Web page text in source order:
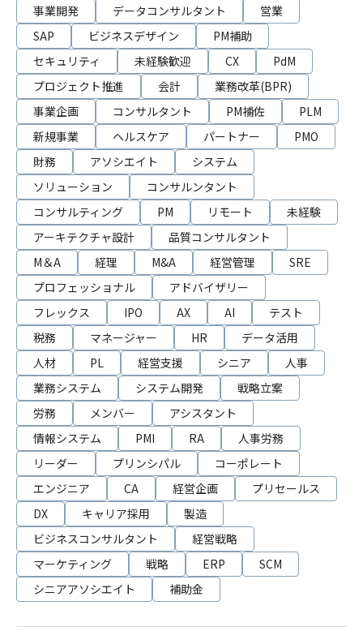
事業開発
データコンサルタント
営業
SAP
ビジネスデザイン
PM補助
セキュリティ
未経験歓迎 CX
PdM
プロジェクト推進
会計
業務改革(BPR)
事業企画
コンサルタント PM補佐
PLM
新規事業
ヘルスケア パートナー
PMO
財務
アソシエイト
システム
ソリューション
コンサルンタント
コンサルティング
PM リモート
未経験
アーキテクチャ設計
品質コンサルタント
M＆A
経理 M&A 経営管理
SRE
プロフェッショナル
アドバイザリー
フレックス
IPO AX AI
テスト
税務
マネージャー HR
データ活用
人材
PL 経営支援 シニア
人事
業務システム
システム開発
戦略立案
労務
メンバー
アシスタント
情報システム
PMI RA
人事労務
リーダー
プリンシパル
コーポレート
エンジニア
CA 経営企画
プリセールス
DX
キャリア採用
製造
ビジネスコンサルタント
経営戦略
マーケティング
戦略 ERP
SCM
シニアアソシエイト
補助金